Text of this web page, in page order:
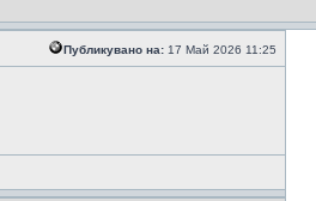
Публикувано на: 17 Май 2026 11:25